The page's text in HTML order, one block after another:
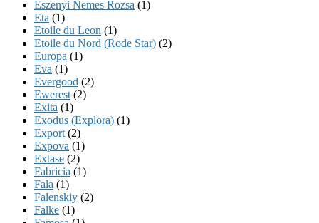
Eszenyi Nemes Rozsa (1)
Eta (1)
Etoile du Leon (1)
Etoile du Nord (Rode Star) (2)
Europa (1)
Eva (1)
Evergood (2)
Ewerest (2)
Exita (1)
Exodus (Explora) (1)
Export (2)
Expova (1)
Extase (2)
Fabricia (1)
Fala (1)
Falenskiy (2)
Falke (1)